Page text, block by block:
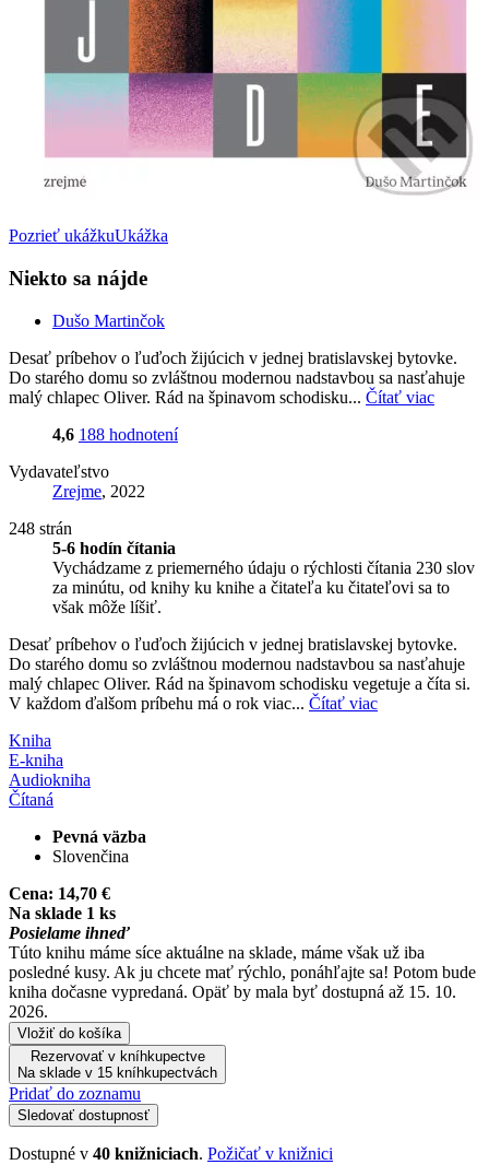
Pozrieť ukážkuUkážka
Niekto sa nájde
Dušo Martinčok
Desať príbehov o ľuďoch žijúcich v jednej bratislavskej bytovke.
Do starého domu so zvláštnou modernou nadstavbou sa nasťahuje
malý chlapec Oliver. Rád na špinavom schodisku... Čítať viac
4,6 188 hodnotení
Vydavateľstvo
Zrejme, 2022
248 strán
5-6 hodín čítania
Vychádzame z priemerného údaju o rýchlosti čítania 230 slov
za minútu, od knihy ku knihe a čitateľa ku čitateľovi sa to
však môže líšiť.
Desať príbehov o ľuďoch žijúcich v jednej bratislavskej bytovke.
Do starého domu so zvláštnou modernou nadstavbou sa nasťahuje
malý chlapec Oliver. Rád na špinavom schodisku vegetuje a číta si.
V každom ďalšom príbehu má o rok viac... Čítať viac
Kniha
E-kniha
Audiokniha
Čítaná
Pevná väzba
Slovenčina
Cena: 14,70 €
Na sklade 1 ks
Posielame ihneď
Túto knihu máme síce aktuálne na sklade, máme však už iba
posledné kusy. Ak ju chcete mať rýchlo, ponáhľajte sa! Potom bude
kniha dočasne vypredaná. Opäť by mala byť dostupná až 15. 10.
2026.
Vložiť do košíka
Rezervovať v kníhkupectve
Na sklade v 15 kníhkupectvách
Pridať do zoznamu
Sledovať dostupnosť
Dostupné v 40 knižniciach. Požičať v knižnici